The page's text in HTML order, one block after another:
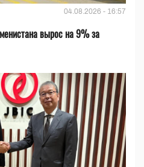
04.08.2026 - 16:57
вырос на 9% за